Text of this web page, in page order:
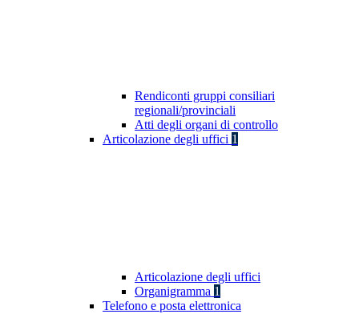
Rendiconti gruppi consiliari
regionali/provinciali
Atti degli organi di controllo
Articolazione degli uffici 1
Articolazione degli uffici
Organigramma 1
Telefono e posta elettronica